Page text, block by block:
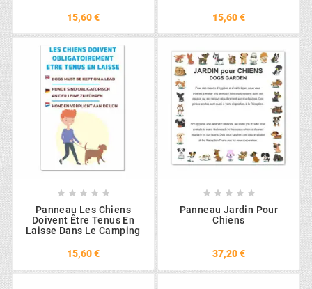
15,60 € 15,60 €
    
Panneau Les Chiens
Doivent Être Tenus En
Laisse Dans Le Camping
15,60 €
    
Panneau Jardin Pour
Chiens
37,20 €